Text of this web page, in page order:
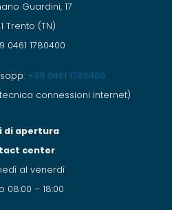
Guardini, 17
Trento (TN)
0461 1780400
+39 0461 1780460
connessioni internet)
di apertura
center
al venerdì
08:00 – 18:00